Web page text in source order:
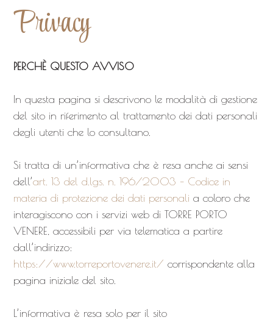
Privacy
PERCHÈ QUESTO AVVISO
In questa pagina si descrivono le modalità di gestione
del sito in riferimento al trattamento dei dati personali
degli utenti che lo consultano.
Si tratta di un’informativa che è resa anche ai sensi
dell’art. 13 del d.lgs. n. 196/2003 – Codice in
materia di protezione dei dati personali a coloro che
interagiscono con i servizi web di TORRE PORTO
VENERE, accessibili per via telematica a partire
dall’indirizzo:
https://www.torreportovenere.it/ corrispondente alla
pagina iniziale del sito.
L’informativa è resa solo per il sito